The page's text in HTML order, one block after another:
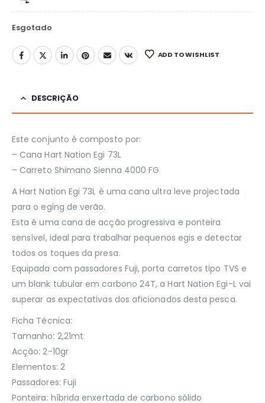
Esgotado
ADD TO WISHLIST
DESCRIÇÃO
Este conjunto é composto por:
– Cana Hart Nation Egi 73L
– Carreto Shimano Sienna 4000 FG
A Hart Nation Egi 73L é uma cana ultra leve projectada
para o eging de verão.
Esta é uma cana de acção progressiva e ponteira
sensível, ideal para trabalhar pequenos egis e detectar
todos os toques da presa.
Equipada com passadores Fuji, porta carretos tipo TVS e
um blank tubular em carbono 24T, a Hart Nation Egi-L vai
superar as expectativas dos aficionados desta pesca.
Ficha Técnica:
Tamanho: 2,21mt
Acção: 2-10gr
Elementos: 2
Passadores: Fuji
Ponteira: híbrida enxertada de carbono sólido